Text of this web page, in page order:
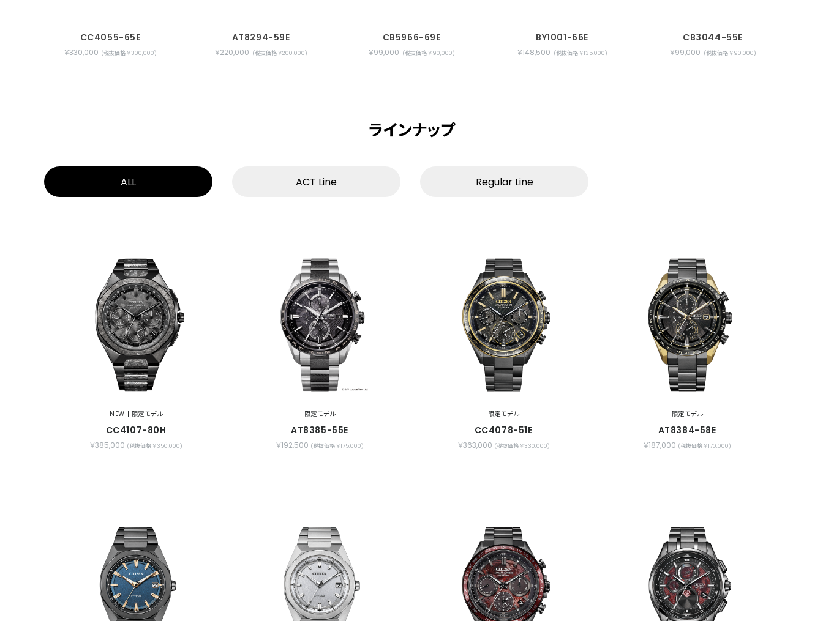
CC4055-65E
￥330,000 (税抜価格 ￥300,000)
AT8294-59E
￥220,000 (税抜価格 ￥200,000)
CB5966-69E
￥99,000 (税抜価格 ￥90,000)
BY1001-66E
￥148,500 (税抜価格 ￥135,000)
CB3044-55E
￥99,000 (税抜価格 ￥90,000)
ラインナップ
ALL ACT Line Regular Line
NEW 限定モデル
CC4107-80H
￥385,000 (税抜価格 ￥350,000)
限定モデル
AT8385-55E
￥192,500 (税抜価格 ￥175,000)
限定モデル
CC4078-51E
￥363,000 (税抜価格 ￥330,000)
限定モデル
AT8384-58E
￥187,000 (税抜価格 ￥170,000)